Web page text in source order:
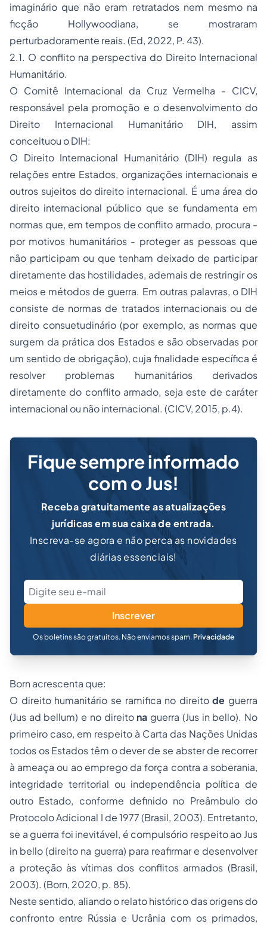
imaginário que não eram retratados nem mesmo na
ficção Hollywoodiana, se mostraram
perturbadoramente reais. (Ed, 2022, P. 43).
2.1. O conflito na perspectiva do Direito Internacional
Humanitário.
O Comitê Internacional da Cruz Vermelha - CICV,
responsável pela promoção e o desenvolvimento do
Direito Internacional Humanitário DIH, assim
conceituou o DIH:
O Direito Internacional Humanitário (DIH) regula as
relações entre Estados, organizações internacionais e
outros sujeitos do direito internacional. É uma área do
direito internacional público que se fundamenta em
normas que, em tempos de conflito armado, procura -
por motivos humanitários - proteger as pessoas que
não participam ou que tenham deixado de participar
diretamente das hostilidades, ademais de restringir os
meios e métodos de guerra. Em outras palavras, o DIH
consiste de normas de tratados internacionais ou de
direito consuetudinário (por exemplo, as normas que
surgem da prática dos Estados e são observadas por
um sentido de obrigação), cuja finalidade específica é
resolver problemas humanitários derivados
diretamente do conflito armado, seja este de caráter
internacional ou não internacional. (CICV, 2015, p.4).
Fique sempre informado
com o Jus!
Receba gratuitamente as atualizações
jurídicas em sua caixa de entrada.
Inscreva-se agora e não perca as novidades
diárias essenciais!
Inscrever
Os boletins são gratuitos. Não enviamos spam. Privacidade
Born acrescenta que:
O direito humanitário se ramifica no direitode guerra
(Jus ad bellum) e no direito na guerra (Jus in bello). No
primeiro caso, em respeito à Carta das Nações Unidas
todos os Estados têm o dever de se abster de recorrer
à ameaça ou ao emprego da força contra a soberania,
integridade territorial ou independência política de
outro Estado, conforme definido no Preâmbulo do
Protocolo Adicional I de 1977 (Brasil, 2003). Entretanto,
se a guerra foi inevitável, é compulsório respeito ao Jus
in bello (direito na guerra) para reafirmar e desenvolver
a proteção às vítimas dos conflitos armados (Brasil,
2003). (Born, 2020, p. 85).
Neste sentido, aliando o relato histórico das origens do
confronto entre Rússia e Ucrânia com os primados,